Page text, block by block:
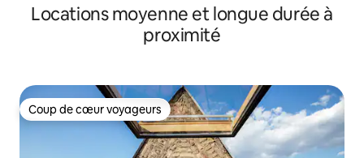
Locations moyenne et longue durée à
proximité
Coup de cœur voyageurs
Coup de cœur voyageurs